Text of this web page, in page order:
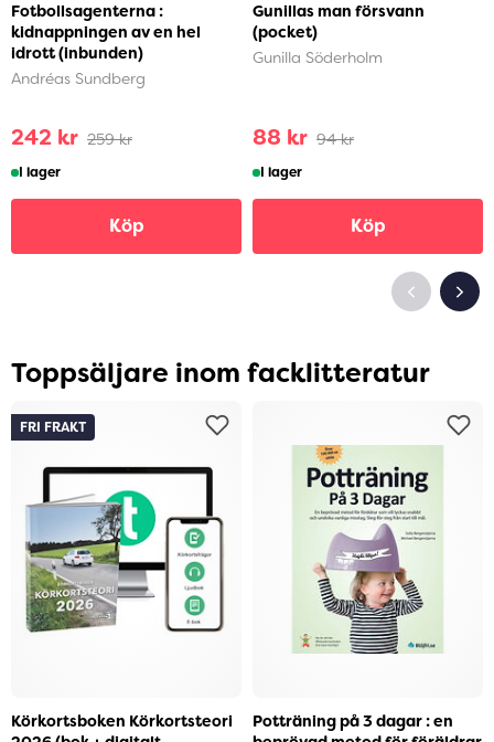
Fotbollsagenterna :
kidnappningen av en hel
idrott (inbunden)
Andréas Sundberg
242 kr 259 kr
I lager
Köp
Gunillas man försvann
(pocket)
Gunilla Söderholm
88 kr 94 kr
I lager
Köp
Toppsäljare inom facklitteratur
Körkortsboken Körkortsteori
FRI FRAKT
Potträning på 3 dagar : en